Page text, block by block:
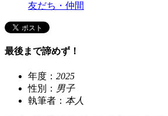
友だち・仲間
最後まで諦めず！
年度： 2025
性別： 男子
執筆者： 本人